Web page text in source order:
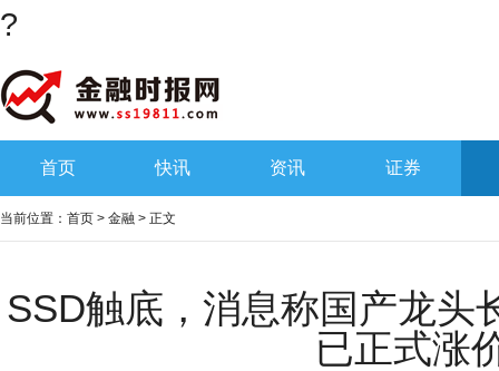
?
首页 快讯 资讯 证券
当前位置： 首页 > 金融 > 正文
SSD触底，消息称国产龙头
已正式涨